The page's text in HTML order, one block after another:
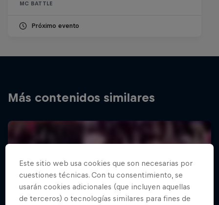
MC BATTLE
Próximo evento
Más contenidos similares
Este sitio web usa cookies que son necesarias por
cuestiones técnicas. Con tu consentimiento, se
usarán cookies adicionales (que incluyen aquellas
de terceros) o tecnologías similares para fines de